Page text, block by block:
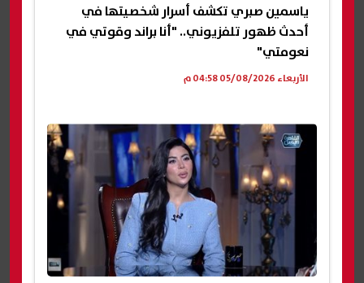
ياسمين صبري تكشف أسرار شخصيتها في
أحدث ظهور تلفزيوني.. "أنا براند وقوتي في
نعومتي"
الأربعاء 05/08/2026 04:58 م